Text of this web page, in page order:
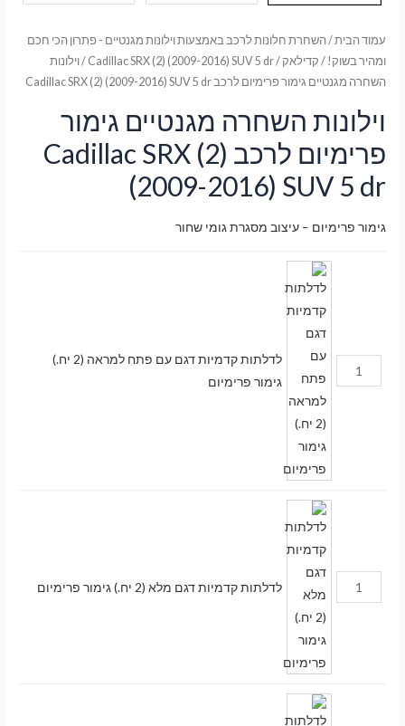
עמוד הבית/השחרת חלונות לרכב באמצעות וילונות מגנטיים - פתרון הכי חכם
ומהיר בשוק! / קדילאק/
Cadillac SRX (2) (2009-2016) SUV 5 dr / וילונות
השחרה מגנטיים גימור פרימיום לרכב Cadillac SRX (2) (2009-2016) SUV 5 dr
וילונות השחרה מגנטיים גימור
פרימיום לרכב Cadillac SRX (2)
(2009-2016) SUV 5 dr
גימור פרימיום – עיצוב מסגרת גומי שחור
לדלתות קדמיות דגם עם פתח למראה (2 יח.)
גימור פרימיום
לדלתות קדמיות דגם מלא (2 יח.) גימור פרימיום